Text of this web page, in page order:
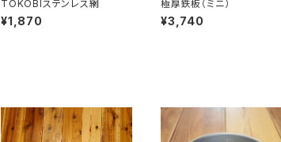
TOKOBIステンレス網
¥1,870
極厚鉄板（ミニ）
¥3,740